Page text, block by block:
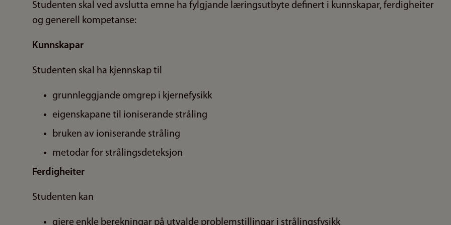
Studenten skal ved avslutta emne ha fylgjande læringsutbyte definert i kunnskapar, ferdigheiter
og generell kompetanse:
Kunnskapar
Studenten skal ha kjennskap til
grunnleggjande omgrep i kjernefysikk
eigenskapane til ioniserande stråling
bruken av ioniserande stråling
metodar for strålingsdeteksjon
Ferdigheiter
Studenten kan
gjere enkle berekningar på utvalde problemstillingar i strålingsfysikk